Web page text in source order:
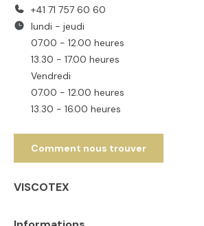
+41 71 757 60 60
lundi - jeudi
07.00 - 12.00 heures
13.30 - 17.00 heures
Vendredi
07.00 - 12.00 heures
13.30 - 16.00 heures
Comment nous trouver
VISCOTEX